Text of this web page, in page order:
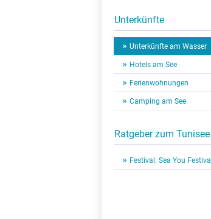
Unterkünfte
Unterkünfte am Wasser
Hotels am See
Ferienwohnungen
Camping am See
Ratgeber zum Tunisee
Festival: Sea You Festival